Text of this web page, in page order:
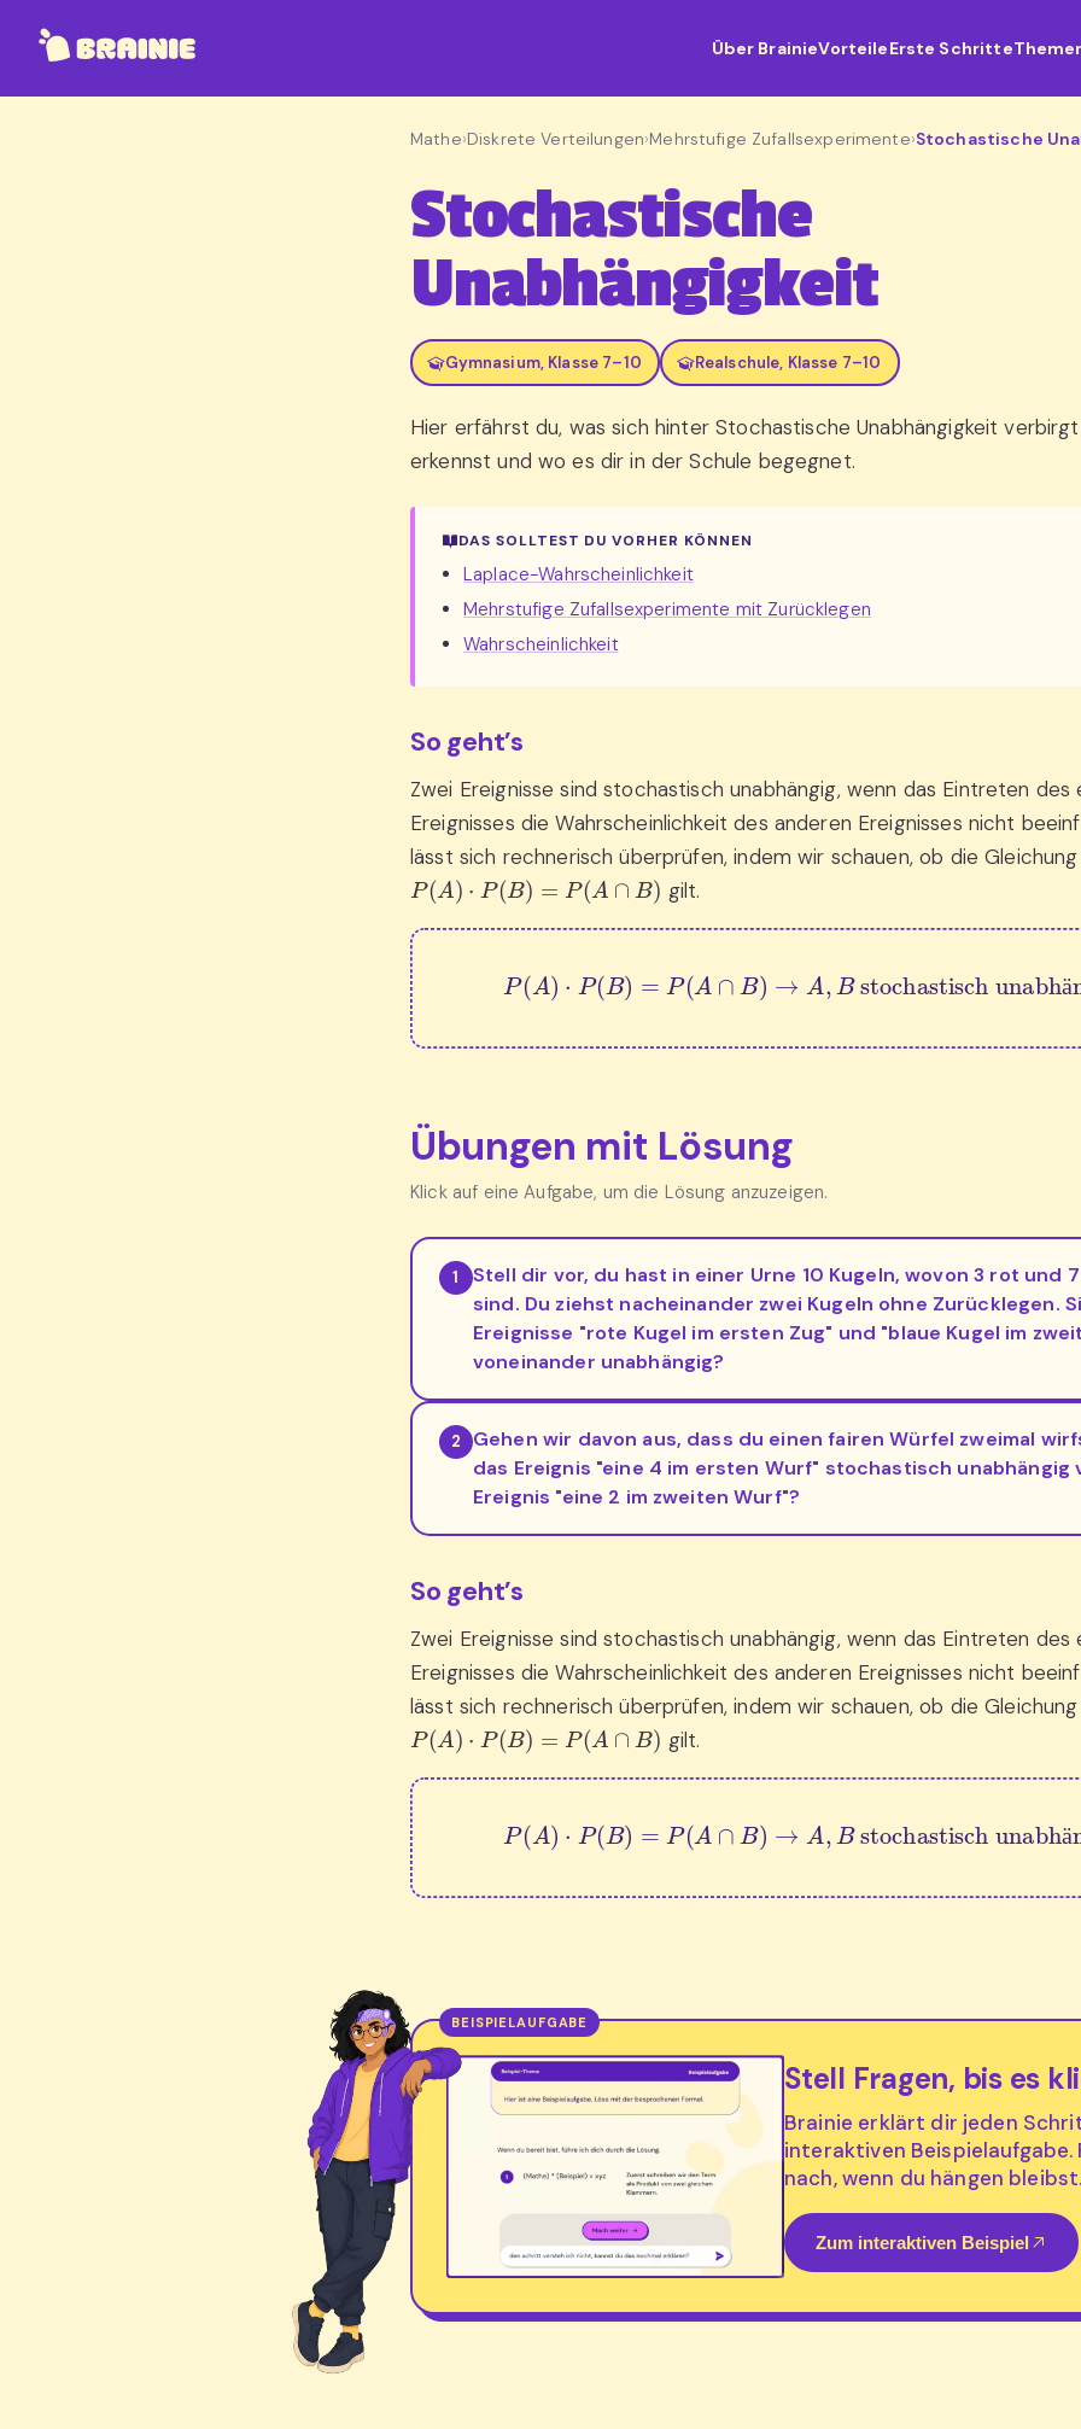
Über BrainieVorteileErste Schritte
Mathe›Diskrete Verteilungen›Mehrstufige Zufallsexperimente›Stochastische
Stochastische
Unabhängigkeit
Gymnasium, Klasse 7–10 Realschule, Klasse 7–10
Hier erfährst du, was sich hinter Stochastische Unabhängigkeit
erkennst und wo es dir in der Schule begegnet.
DAS SOLLTEST DU VORHER KÖNNEN
Laplace-Wahrscheinlichkeit
Mehrstufige Zufallsexperimente mit Zurücklegen
Wahrscheinlichkeit
So geht’s
Zwei Ereignisse sind stochastisch unabhängig, wenn das Eintreten des
Ereignisses die Wahrscheinlichkeit des anderen Ereignisses nicht
lässt sich rechnerisch überprüfen, indem wir schauen, ob die Gleichung
P(A )⋅ (B)=P ∩B) gilt.
ä
P A)⋅P( B)=P( A ∩B )→ , stochastisch unabhängig
Übungen mit Lösung
Klick auf eine Aufgabe, um die Lösung anzuzeigen.
1
Stell dir vor, du hast in einer Urne 10 Kugeln, wovon 3 rot und
sind. Du ziehst nacheinander zwei Kugeln ohne Zurücklegen.
Ereignisse "rote Kugel im ersten Zug" und "blaue Kugel im
voneinander unabhängig?
2
Gehen wir davon aus, dass du einen fairen Würfel zweimal
das Ereignis "eine 4 im ersten Wurf" stochastisch unabhängig
Ereignis "eine 2 im zweiten Wurf"?
So geht’s
Zwei Ereignisse sind stochastisch unabhängig, wenn das Eintreten des
Ereignisses die Wahrscheinlichkeit des anderen Ereignisses nicht
lässt sich rechnerisch überprüfen, indem wir schauen, ob die Gleichung
P(A )⋅ (B)=P ∩B) gilt.
ä
P A)⋅P( B)=P( A ∩B )→ , stochastisch unabhängig
Stell Fragen, bis es
Brainie erklärt dir jeden
interaktiven Beispielaufgabe.
nach, wenn du hängen bleibst.
Zum interaktiven Beispiel